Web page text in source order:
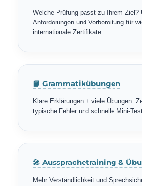
Welche Prüfung passt zu Ihrem Ziel?
Anforderungen und Vorbereitung für
internationale Zertifikate.
📘 Grammatikübungen
Klare Erklärungen + viele Übungen:
typische Fehler und schnelle Mini-
🎤 Aussprachetraining &
Mehr Verständlichkeit und